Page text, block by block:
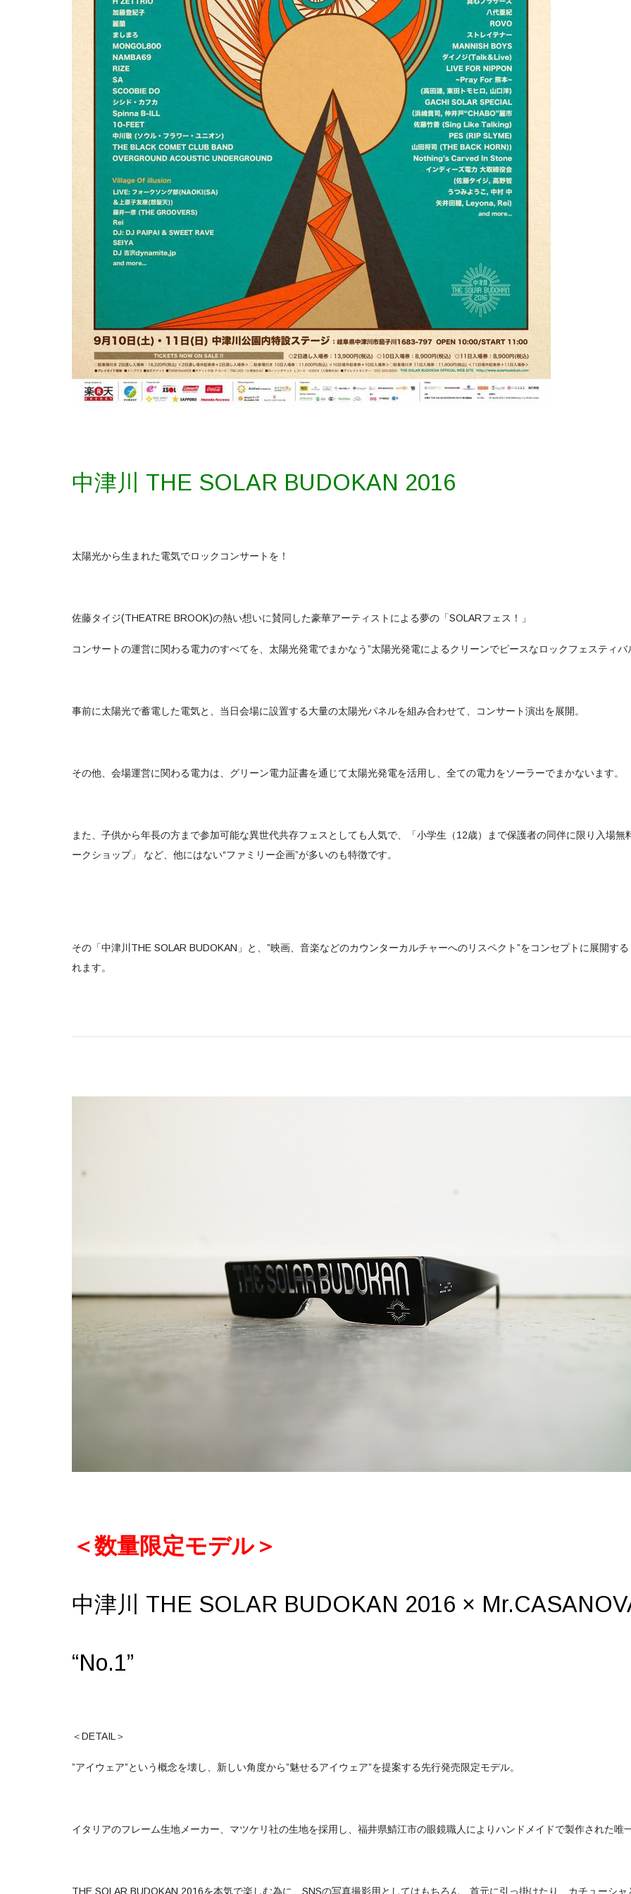
中津川 THE SOLAR BUDOKAN 2016
太陽光から生まれた電気でロックコンサートを！
佐藤タイジ(THEATRE BROOK)の熱い想いに賛同した豪華アーティストによる夢の「SOLARフェス！」
コンサートの運営に関わる電力のすべてを、太陽光発電でまかなう”太陽光発電によるクリーンでピースなロックフェスティバ
事前に太陽光で蓄電した電気と、当日会場に設置する大量の太陽光パネルを組み合わせて、コンサート演出を展開。
その他、会場運営に関わる電力は、グリーン電力証書を通じて太陽光発電を活用し、全ての電力をソーラーでまかないます。
また、子供から年長の方まで参加可能な異世代共存フェスとしても人気で、「小学生（12歳）まで保護者の同伴に限り入場
ークショップ」 など、他にはない“ファミリー企画”が多いのも特徴です。
その「中津川THE SOLAR BUDOKAN」と、”映画、音楽などのカウンターカルチャーへのリスペクト”をコンセプトに展開す
れます。
＜数量限定モデル＞
中津川 THE SOLAR BUDOKAN 2016 ×
“No.1”
＜DETAIL＞
”アイウェア”という概念を壊し、新しい角度から”魅せるアイウェア”を提案する先行発売限定モデル。
イタリアのフレーム生地メーカー、マツケリ社の生地を採用し、福井県鯖江市の眼鏡職人によりハンドメイドで製作された唯
THE SOLAR BUDOKAN 2016を本気で楽しむ為に、SNSの写真撮影用としてはもちろん、首元に引っ掛けたり、カチューシャ